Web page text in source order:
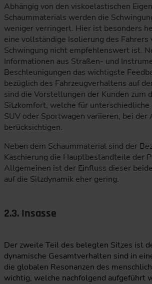
Abhängig von den viskoelastischen
Schaummaterials werden die
weniger verringert. Hier ist besonders
eine vollständige Isolierung des Fahrers
Schwingung nicht empfehlenswert ist.
Informationen aus Straßen- und
Beschleunigungen das wichtigste
bezüglich des Fahrzeugverhaltens auf
sind die Vorstellungen der Kunden zum
Sitzkomfort, welche für unterschiedliche
SUV oder Sportwagen variieren, bei der
berücksichtigen.
Neben dem Schaummaterial sind der
Kaschierung die Hauptbestandteile der
Allgemeinen ist der Einfluss dieser
auf die Sitzdynamik eher gering.
2.3. Insasse
Der zweite Teil des belegten Sitzes ist
dynamische Gesamtverhalten sind in
die globalen Resonanzen des
wichtig, welche nachfolgend aufgeführt